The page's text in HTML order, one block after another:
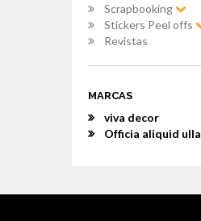
Scrapbooking
Stickers Peel offs
Revistas
MARCAS
viva decor
Officia aliquid ulla